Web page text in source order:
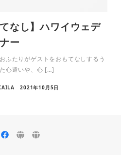
なし】ハワイウェデ
ー
ふたりがゲストをおもてなしするう
心遣いや、心 […]
2021年10月5日